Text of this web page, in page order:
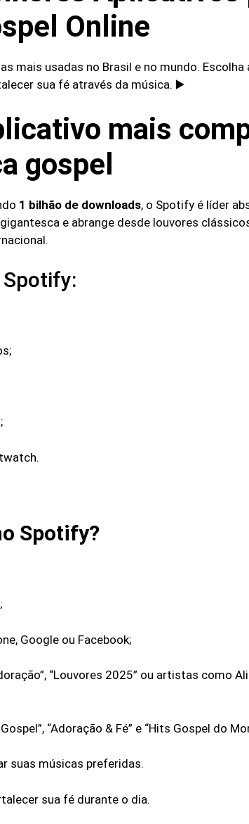
Online
mais usadas no Brasil e no mundo. Escolha
sua fé através da música. ▶️
mais
gospel
1 bilhão de downloads, o Spotify é líder
e abrange desde louvores
Spotify:
Spotify?
Google ou Facebook;
“Louvores 2025” ou artistas como
“Adoração & Fé” e “Hits Gospel do
suas músicas preferidas.
sua fé durante o dia.